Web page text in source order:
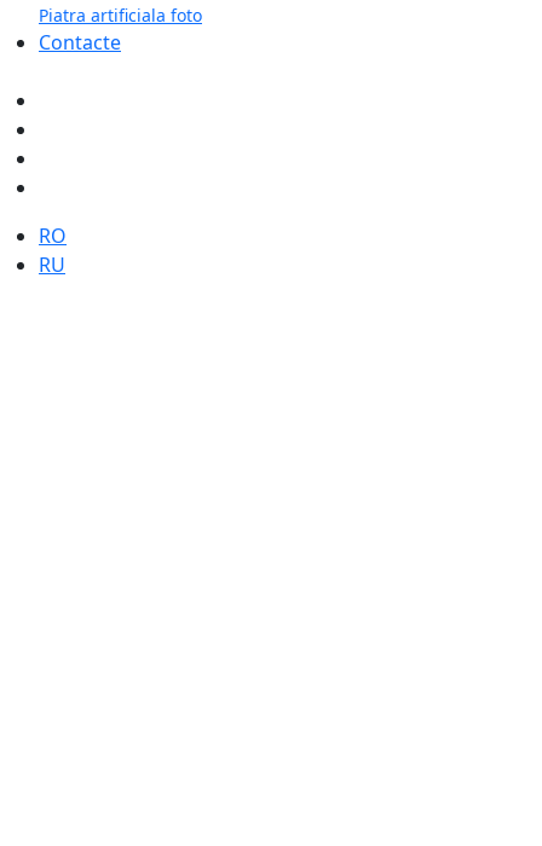
Piatra artificiala foto
Contacte
Selectați limba dvs
RO
RU